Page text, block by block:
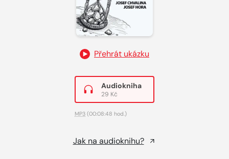
Přehrát ukázku
Audiokniha
29 Kč
MP3 (00:08:48 hod.)
Jak na audioknihu?